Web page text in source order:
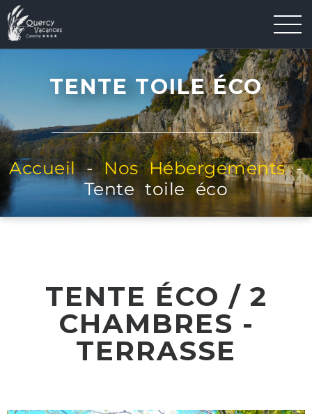
TENTE TOILE ÉCO
Accueil-Nos Hébergements-
Tente toile éco
TENTE ÉCO / 2
CHAMBRES -
TERRASSE